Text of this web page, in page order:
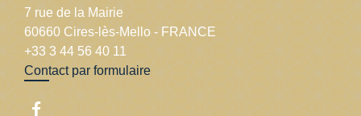
7 rue de la Mairie
60660 Cires-lès-Mello - FRANCE
+33 3 44 56 40 11
Contact par formulaire